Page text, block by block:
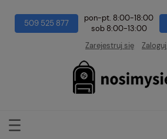
509 525 877
pon-pt. 8:00-18:00
sob 8:00-13:00
Zarejestruj się